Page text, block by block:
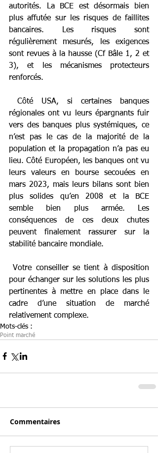
autorités. La BCE est désormais bien
plus affutée sur les risques de faillites
bancaires. Les risques sont
régulièrement mesurés, les exigences
sont revues à la hausse (Cf Bâle 1, 2 et
3), et les mécanismes protecteurs
renforcés.
régionales ont vu leurs épargnants fuir
vers des banques plus systémiques, ce
n’est pas le cas de la majorité de la
population et la propagation n’a pas eu
lieu. Côté Européen, les banques ont vu
leurs valeurs en bourse secouées en
mars 2023, mais leurs bilans sont bien
plus solides qu’en 2008 et la BCE
semble bien plus armée. Les
conséquences de ces deux chutes
peuvent finalement rassurer sur la
stabilité bancaire mondiale.
Votre conseiller se tient à disposition
pour échanger sur les solutions les plus
pertinentes à mettre en place dans le
cadre d’une situation de marché
relativement complexe.
Mots-clés :
Point marché
Commentaires